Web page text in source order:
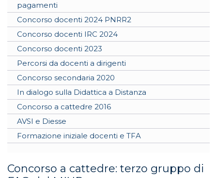
pagamenti
Concorso docenti 2024 PNRR2
Concorso docenti IRC 2024
Concorso docenti 2023
Percorsi da docenti a dirigenti
Concorso secondaria 2020
In dialogo sulla Didattica a Distanza
Concorso a cattedre 2016
AVSI e Diesse
Formazione iniziale docenti e TFA
Concorso a cattedre: terzo gruppo di